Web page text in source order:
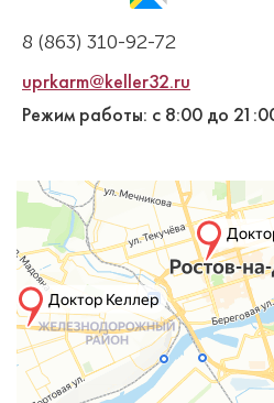
8 (863) 310-92-72
uprkarm@keller32.ru
Режим работы: с 8:00 до